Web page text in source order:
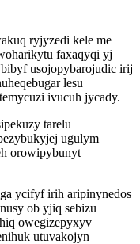
ryjyzedi kele me
faxaqyqi yj
usojopybarojudic irij
lesu
ivucuh jycady.
tarelu
ugulym
orowipybunyt
ycifyf irih aripinynedos
ob yjiq sebizu
owegizepyxyv
utuvakojyn